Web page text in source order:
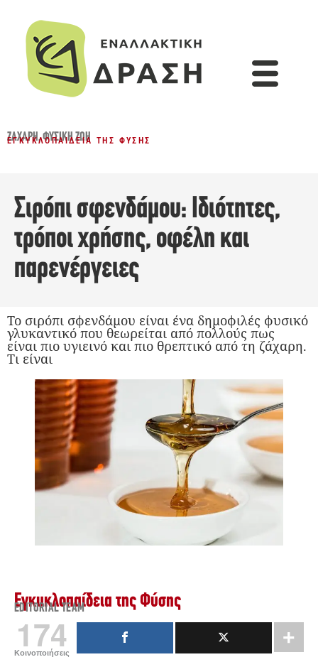
ΖΆΧΑΡΗ,ΦΥΣΙΚΉ ΖΩΉ
ΕΓΚΥΚΛΟΠΑΊΔΕΙΑ ΤΗΣ ΦΎΣΗΣ
Σιρόπι σφενδάμου: Ιδιότητες,
τρόποι χρήσης, οφέλη και
παρενέργειες
Το σιρόπι σφενδάμου είναι ένα δημοφιλές φυσικό
γλυκαντικό που θεωρείται από πολλούς πως
είναι πιο υγιεινό και πιο θρεπτικό από τη ζάχαρη.
Τι είναι
Εγκυκλοπαίδεια της Φύσης
EDITORIAL TEAM
174
Κοινοποιήσεις